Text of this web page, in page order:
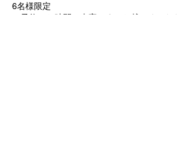
6名様限定
ご予約のお時間に車寄せまでお越しくいただ